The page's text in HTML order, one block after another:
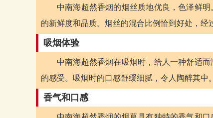
中南海超然香烟的烟丝质地优良，色泽鲜
的新鲜度和品质。烟丝的混合比例恰到好处，经
吸烟体验
中南海超然香烟在吸烟时，给人一种舒适
的感受。吸烟时的口感舒缓细腻，令人陶醉其中
香气和口感